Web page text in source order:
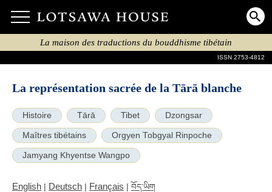
La maison des traductions du bouddhisme tibétain
ISSN 2753-4812
La représentation sacrée de la Tārā blanche
Histoire Tārā Tibet Dzongsar
Maîtres tibétains Orgyen Tobgyal Rinpoche
Jamyang Khyentse Wangpo
English | Deutsch | Français | བོད་ཡིག